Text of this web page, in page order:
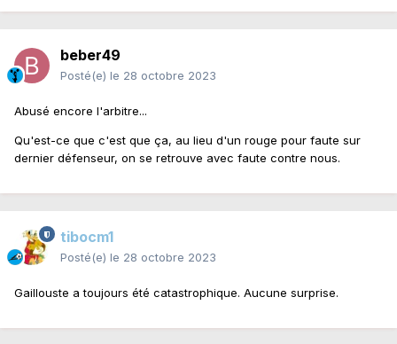
beber49
Posté(e) le 28 octobre 2023
Abusé encore l'arbitre...
Qu'est-ce que c'est que ça, au lieu d'un rouge pour faute sur
dernier défenseur, on se retrouve avec faute contre nous.
tibocm1
Posté(e) le 28 octobre 2023
Gaillouste a toujours été catastrophique. Aucune surprise.